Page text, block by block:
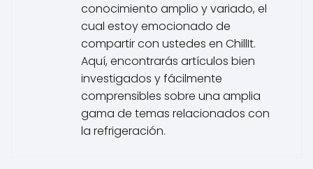
conocimiento amplio y variado, el
cual estoy emocionado de
compartir con ustedes en ChillIt.
Aquí, encontrarás artículos bien
investigados y fácilmente
comprensibles sobre una amplia
gama de temas relacionados con
la refrigeración.